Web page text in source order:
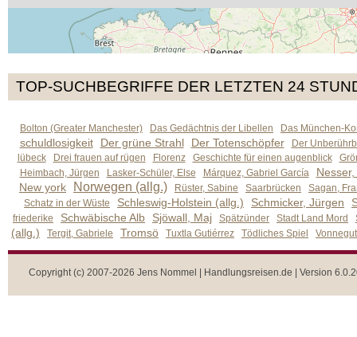
TOP-SUCHBEGRIFFE DER LETZTEN 24
Bolton (Greater Manchester) Das Gedächtnis der Libellen Das München-
schuldlosigkeit Der grüne Strahl Der Totenschöpfer
Der
lübeck
Drei frauen auf rügen Florenz Geschichte für einen augenblick
Heimbach, Jürgen
Lasker-Schüler, Else Márquez, Gabriel García
New york
Norwegen (allg.) Rüster, Sabine Saarbrücken
Sagan,
Schatz in der Wüste
Schleswig-Holstein (allg.) Schmicker, Jürgen
friederike Schwäbische Alb Sjöwall, Maj Spätzünder Stadt Land Mord
(allg.) Tergit, Gabriele Tromsö Tuxtla Gutiérrez Tödliches Spiel
Copyright (c) 2007-2026 Jens Nommel | Handlungsreisen.de | Version